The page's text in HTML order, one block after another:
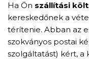
Ha Ön szállítási
kereskedőnek a
térítenie. Abban az
szokványos postai
szolgáltatást) kért, a